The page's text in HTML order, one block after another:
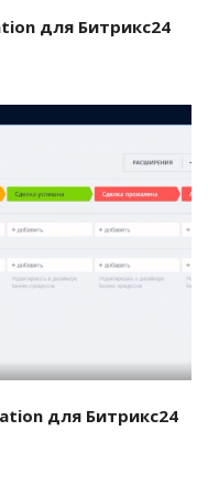
для Битрикс24
для Битрикс24